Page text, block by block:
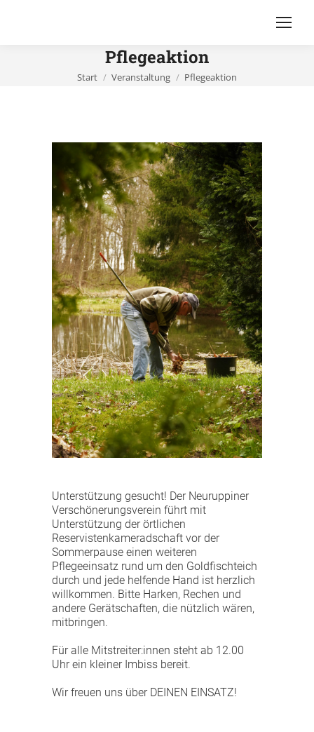
Pflegeaktion
Sie befinden sich hier:
Start Veranstaltung Pflegeaktion
Unterstützung gesucht! Der Neuruppiner
Verschönerungsverein führt mit
Unterstützung der örtlichen
Reservistenkameradschaft vor der
Sommerpause einen weiteren
Pflegeeinsatz rund um den Goldfischteich
durch und jede helfende Hand ist herzlich
willkommen. Bitte Harken, Rechen und
andere Gerätschaften, die nützlich wären,
mitbringen.
Für alle Mitstreiter:innen steht ab 12.00
Uhr ein kleiner Imbiss bereit.
Wir freuen uns über DEINEN EINSATZ!